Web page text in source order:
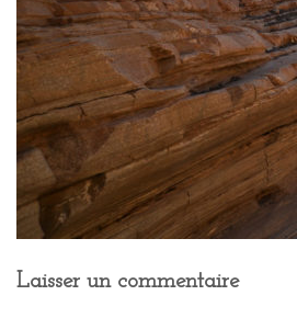
Laisser un commentaire